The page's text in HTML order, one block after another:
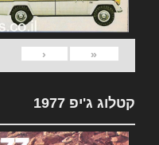
«
‹
קטלוג ג'יפ 1977